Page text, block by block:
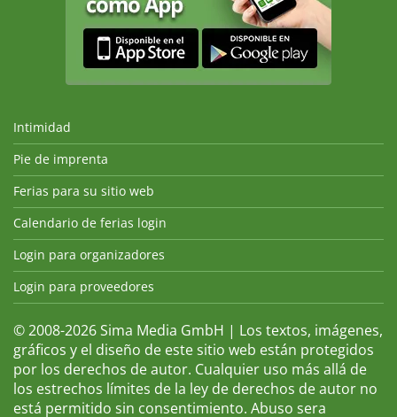
Intimidad
Pie de imprenta
Ferias para su sitio web
Calendario de ferias login
Login para organizadores
Login para proveedores
© 2008-2026 Sima Media GmbH | Los textos, imágenes,
gráficos y el diseño de este sitio web están protegidos
por los derechos de autor. Cualquier uso más allá de
los estrechos límites de la ley de derechos de autor no
está permitido sin consentimiento. Abuso sera